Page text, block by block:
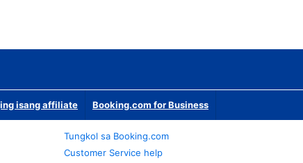
isang affiliate Booking.com for Business
Tungkol sa Booking.com
Customer Service help